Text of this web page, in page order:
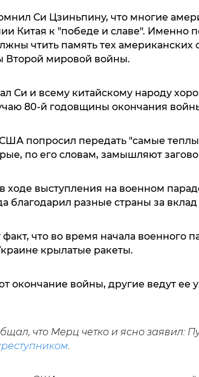
Си Цзиньпину, что многие
Китая к "победе и славе". Именно
чтить память тех американских
Второй мировой войны.
Си и всему китайскому народу
80-й годовщины окончания
попросил передать "самые
по его словам, замышляют
в ходе выступления на военном
благодарил разные страны за вклад
что во время начала военного
крылатые ракеты.
окончание войны, другие ведут ее
что Мерц четко и ясно заявил:
.